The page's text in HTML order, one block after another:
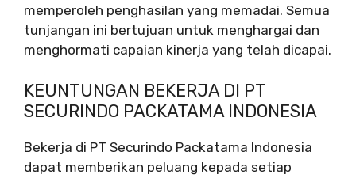
memperoleh penghasilan yang memadai. Semua
tunjangan ini bertujuan untuk menghargai dan
menghormati capaian kinerja yang telah dicapai.
KEUNTUNGAN BEKERJA DI PT
SECURINDO PACKATAMA INDONESIA
Bekerja di PT Securindo Packatama Indonesia
dapat memberikan peluang kepada setiap